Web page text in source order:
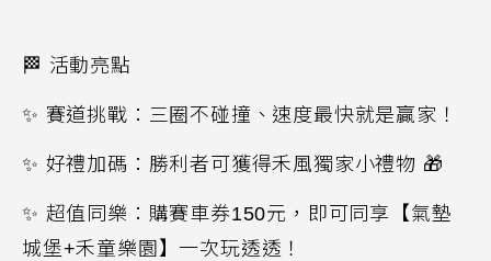
🏁 活動亮點
✨ 賽道挑戰：三圈不碰撞、速度最快就是贏家！
✨ 好禮加碼：勝利者可獲得禾風獨家小禮物 🎁
✨ 超值同樂：購賽車券150元，即可同享【氣墊
城堡+禾童樂園】一次玩透透！